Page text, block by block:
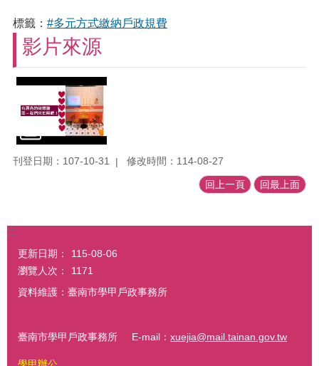
標籤： #多元方式繳納戶政規費
影片來源
刊登日期：107-10-31 修改時間：114-08-27
回上一頁 回最上面
:::
更新日期：
115-08-06
瀏覽人次：
1171
資料維護：臺南市學甲戶政事務所
臺南市學甲戶政事務所 E-mail： xuejia@mail.tainan.gov.tw